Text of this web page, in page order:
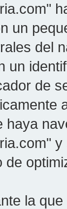
un
del
un
de
haya
de
la